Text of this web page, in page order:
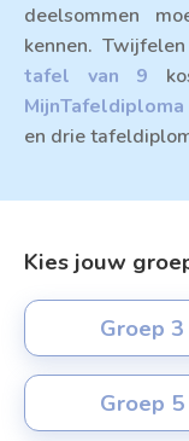
deelsommen
kennen.
tafel van 9
MijnTafeldiploma
en drie
Kies jouw
Groep 3
Groep 5